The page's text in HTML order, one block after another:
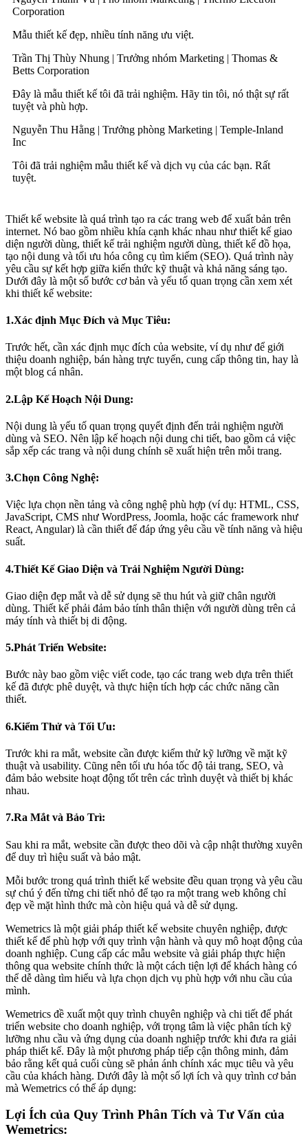
Corporation
Mẫu thiết kế đẹp, nhiều tính năng ưu việt.
Trần Thị Thùy Nhung | Trưởng nhóm Marketing | Thomas &
Betts Corporation
Đây là mẫu thiết kế tôi đã trải nghiệm. Hãy tin tôi, nó thật sự rất
tuyệt và phù hợp.
Nguyễn Thu Hằng | Trưởng phòng Marketing | Temple-Inland
Inc
Tôi đã trải nghiệm mẫu thiết kế và dịch vụ của các bạn. Rất
tuyệt.
Thiết kế website là quá trình tạo ra các trang web để xuất bản trên
internet. Nó bao gồm nhiều khía cạnh khác nhau như thiết kế giao
diện người dùng, thiết kế trải nghiệm người dùng, thiết kế đồ họa,
tạo nội dung và tối ưu hóa công cụ tìm kiếm (SEO). Quá trình này
yêu cầu sự kết hợp giữa kiến thức kỹ thuật và khả năng sáng tạo.
Dưới đây là một số bước cơ bản và yếu tố quan trọng cần xem xét
khi thiết kế website:
1.Xác định Mục Đích và Mục Tiêu:
Trước hết, cần xác định mục đích của website, ví dụ như để giới
thiệu doanh nghiệp, bán hàng trực tuyến, cung cấp thông tin, hay là
một blog cá nhân.
2.Lập Kế Hoạch Nội Dung:
Nội dung là yếu tố quan trọng quyết định đến trải nghiệm người
dùng và SEO. Nên lập kế hoạch nội dung chi tiết, bao gồm cả việc
sắp xếp các trang và nội dung chính sẽ xuất hiện trên mỗi trang.
3.Chọn Công Nghệ:
Việc lựa chọn nền tảng và công nghệ phù hợp (ví dụ: HTML, CSS,
JavaScript, CMS như WordPress, Joomla, hoặc các framework như
React, Angular) là cần thiết để đáp ứng yêu cầu về tính năng và hiệu
suất.
4.Thiết Kế Giao Diện và Trải Nghiệm Người Dùng:
Giao diện đẹp mắt và dễ sử dụng sẽ thu hút và giữ chân người
dùng. Thiết kế phải đảm bảo tính thân thiện với người dùng trên cả
máy tính và thiết bị di động.
5.Phát Triển Website:
Bước này bao gồm việc viết code, tạo các trang web dựa trên thiết
kế đã được phê duyệt, và thực hiện tích hợp các chức năng cần
thiết.
6.Kiểm Thử và Tối Ưu:
Trước khi ra mắt, website cần được kiểm thử kỹ lưỡng về mặt kỹ
thuật và usability. Cũng nên tối ưu hóa tốc độ tải trang, SEO, và
đảm bảo website hoạt động tốt trên các trình duyệt và thiết bị khác
nhau.
7.Ra Mắt và Bảo Trì:
Sau khi ra mắt, website cần được theo dõi và cập nhật thường xuyên
để duy trì hiệu suất và bảo mật.
Mỗi bước trong quá trình thiết kế website đều quan trọng và yêu cầu
sự chú ý đến từng chi tiết nhỏ để tạo ra một trang web không chỉ
đẹp về mặt hình thức mà còn hiệu quả và dễ sử dụng.
Wemetrics là một giải pháp thiết kế website chuyên nghiệp, được
thiết kế để phù hợp với quy trình vận hành và quy mô hoạt động của
doanh nghiệp. Cung cấp các mẫu website và giải pháp thực hiện
thông qua website chính thức là một cách tiện lợi để khách hàng có
thể dễ dàng tìm hiểu và lựa chọn dịch vụ phù hợp với nhu cầu của
mình.
Wemetrics đề xuất một quy trình chuyên nghiệp và chi tiết để phát
triển website cho doanh nghiệp, với trọng tâm là việc phân tích kỹ
lưỡng nhu cầu và ứng dụng của doanh nghiệp trước khi đưa ra giải
pháp thiết kế. Đây là một phương pháp tiếp cận thông minh, đảm
bảo rằng kết quả cuối cùng sẽ phản ánh chính xác mục tiêu và yêu
cầu của khách hàng. Dưới đây là một số lợi ích và quy trình cơ bản
mà Wemetrics có thể áp dụng:
Lợi Ích của Quy Trình Phân Tích và Tư Vấn của
Wemetrics: